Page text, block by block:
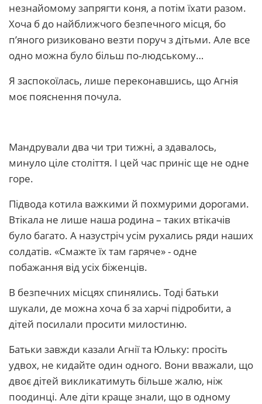
незнайомому запрягти коня, а потім їхати разом.
Хоча б до найближчого безпечного місця, бо
п’яного ризиковано везти поруч з дітьми. Але все
одно можна було більш по-людському…
Я заспокоїлась, лише переконавшись, що Агнія
моє пояснення почула.
Мандрували два чи три тижні, а здавалось,
минуло ціле століття. І цей час приніс ще не одне
горе.
Підвода котила важкими й похмурими дорогами.
Втікала не лише наша родина – таких втікачів
було багато. А назустріч усім рухались ряди наших
солдатів. «Смажте їх там гаряче» - одне
побажання від усіх біженців.
В безпечних місцях спинялись. Тоді батьки
шукали, де можна хоча б за харчі підробити, а
дітей посилали просити милостиню.
Батьки завжди казали Агнії та Юльку: просіть
удвох, не кидайте один одного. Вони вважали, що
двоє дітей викликатимуть більше жалю, ніж
поодинці. Але діти краще знали, що в одному